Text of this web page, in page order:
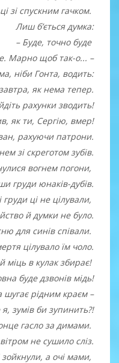
зі спускним гачком.
Лиш б’ється думка:
– Буде, точно буде
Марно щоб так-о... –
ніби Гонта, водить:
як нема тепер.
рахунки зводить!
як ти, Сергію, вмер!
рахуючи патрони.
зі скреготом зубів.
вогнем погони,
груди юнаків-дубів.
груди ці не цілували,
й думки не було.
для синів співали.
цілувало їм чоло.
міць в кулак збирає!
буде дзвонів мідь!
шугає рідним краєм –
я, зумів би зупинить?!
гасло за димами.
не сушило сліз.
зойкнули, а очі мами,